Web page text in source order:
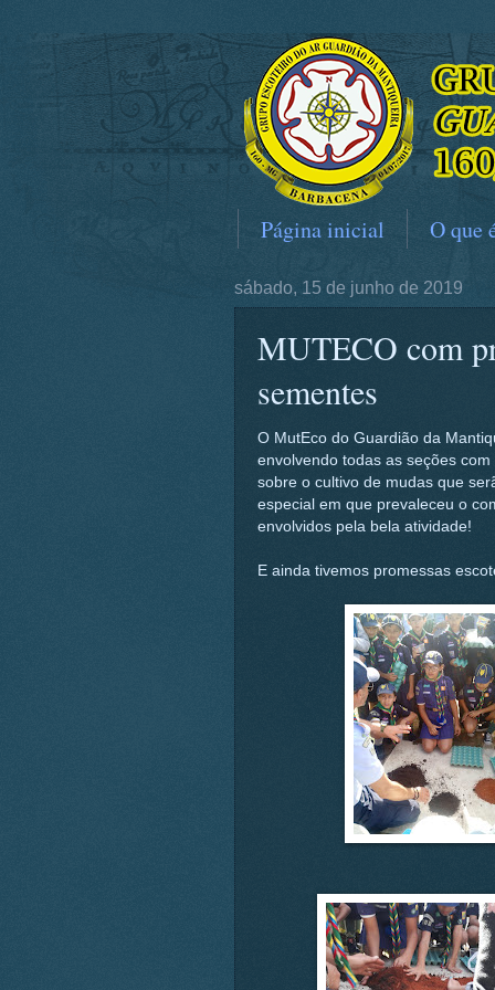
Página inicial O que
sábado, 15 de junho de 2019
MUTECO com
sementes
O MutEco do Guardião da
envolvendo todas as seções
sobre o cultivo de mudas que
especial em que prevaleceu o
envolvidos pela bela atividade!
E ainda tivemos promessas